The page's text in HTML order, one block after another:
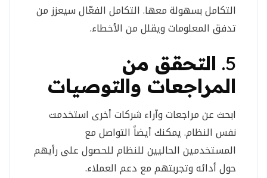
التكامل بسهولة معها. التكامل الفعّال سيعزز من
تدفق المعلومات ويقلل من الأخطاء.
5. التحقق من
المراجعات والتوصيات
ابحث عن مراجعات وآراء شركات أخرى استخدمت
نفس النظام. يمكنك أيضاً التواصل مع
المستخدمين الحاليين للنظام للحصول على رأيهم
حول أدائه وتجربتهم مع دعم العملاء.